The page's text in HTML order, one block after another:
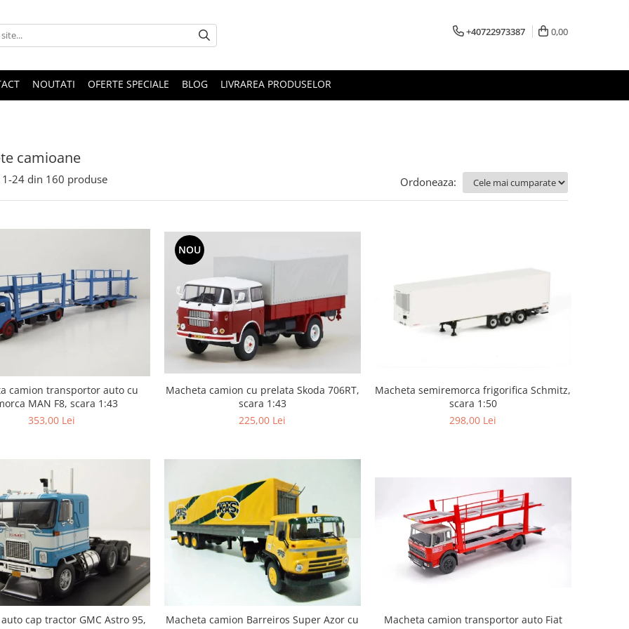
+40722973387 0,00
NOUTATI OFERTE SPECIALE BLOG LIVRAREA PRODUSELOR
camioane
1-24 din 160 produse Ordoneaza:
camion transportor auto cu
MAN F8, scara 1:43
353,00 Lei
NOU
Macheta camion cu prelata Skoda 706RT,
scara 1:43
225,00 Lei
Macheta semiremorca frigorifica Schmitz,
scara 1:50
298,00 Lei
cap tractor GMC Astro 95,
Macheta camion Barreiros Super Azor cu
Macheta camion transportor auto Fiat